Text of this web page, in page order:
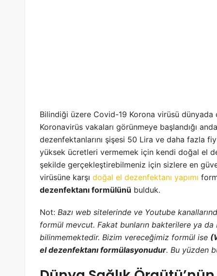
Bilindiği üzere Covid-19 Korona virüsü
Koronavirüs vakaları görünmeye başlandığı
dezenfektanlarını şişesi 50 Lira ve daha fazla
yüksek ücretleri vermemek için kendi doğal el
şekilde gerçekleştirebilmeniz için sizlere en
virüsüne karşı doğal el dezenfektanı yapımı
dezenfektanı formülünü bulduk.
Not: Bazı web sitelerinde ve Youtube
formül mevcut. Fakat bunların bakterilere ya da
bilinmemektedir. Bizim vereceğimiz formül ise
el dezenfektanı formülasyonudur. Bu yüzden